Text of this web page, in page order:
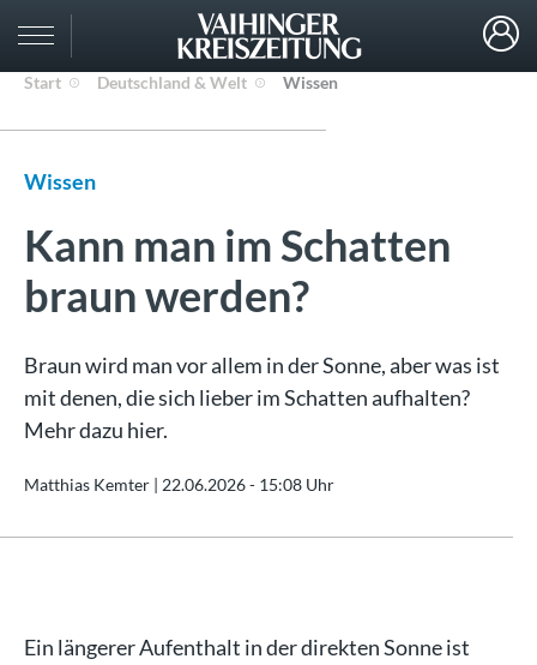
Start Deutschland & Welt Wissen
Wissen
Kann man im Schatten
braun werden?
Braun wird man vor allem in der Sonne, aber was ist
mit denen, die sich lieber im Schatten aufhalten?
Mehr dazu hier.
Matthias Kemter | 22.06.2026 - 15:08 Uhr
Ein längerer Aufenthalt in der direkten Sonne ist